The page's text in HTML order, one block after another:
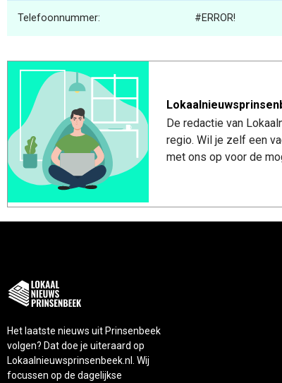
Telefoonnummer: #ERROR!
De redactie van
regio. Wil je zelf een
met ons op voor de
Het laatste nieuws uit Prinsenbeek
volgen? Dat doe je uiteraard op
Lokaalnieuwsprinsenbeek.nl. Wij
focussen op de dagelijkse